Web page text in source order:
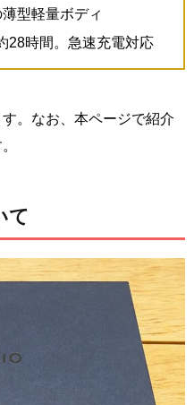
型軽量ボディ
28時間。急速充電対応
。なお、本ページで紹介
て